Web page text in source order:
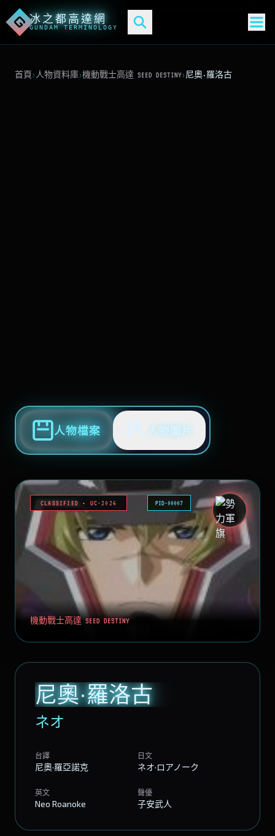
G冰之都高達網
GUNDAM TERMINOLOGY
首頁 › 人物資料庫›機動戰士高達 SEED DESTINY› 尼奧·羅洛古
人物檔案 人物圖片
CLASSIFIED • UC-2026 PID-00007
機動戰士高達 SEED DESTINY
尼奧·羅洛古
ネオ
台譯
尼奧·羅亞諾克
日文
ネオ·ロアノーク
英文
Neo Roanoke
聲優
子安武人